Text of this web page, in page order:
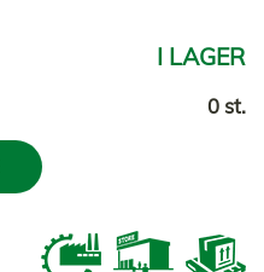
I LAGER
0 st.